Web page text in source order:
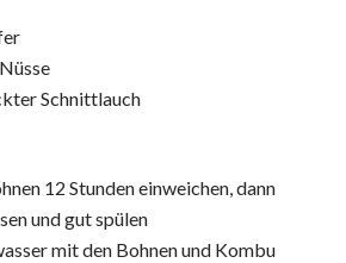
Schnittlauch
12 Stunden einweichen, dann
und gut spülen
mit den Bohnen und Kombu